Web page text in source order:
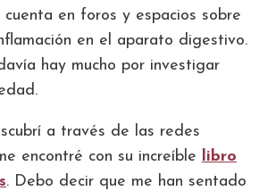
en foros y espacios sobre
en el aparato digestivo.
hay mucho por investigar
a través de las redes
encontré con su increíble libro
. Debo decir que me han sentado